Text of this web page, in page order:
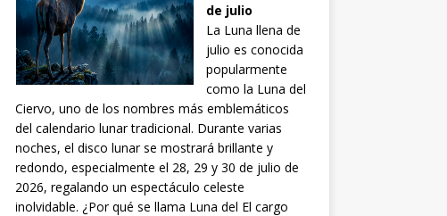
de julio
La Luna llena de
julio es conocida
popularmente
como la Luna del
Ciervo, uno de los nombres más emblemáticos
del calendario lunar tradicional. Durante varias
noches, el disco lunar se mostrará brillante y
redondo, especialmente el 28, 29 y 30 de julio de
2026, regalando un espectáculo celeste
inolvidable. ¿Por qué se llama Luna del El cargo